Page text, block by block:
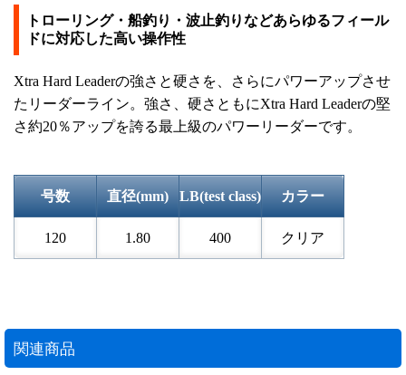
トローリング・船釣り・波止釣りなどあらゆるフィール
ドに対応した高い操作性
Xtra Hard Leaderの強さと硬さを、さらにパワーアップさせ
たリーダーライン。強さ、硬さともにXtra Hard Leaderの堅
さ約20％アップを誇る最上級のパワーリーダーです。
号数 直径(mm) LB(test class) カラー
120 1.80 400 クリア
関連商品